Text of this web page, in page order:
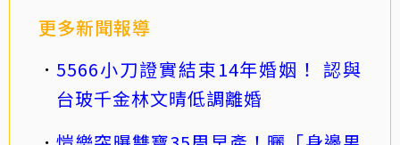
更多新聞報導
5566小刀證實結束14年婚姻！ 認與
台玻千金林文晴低調離婚